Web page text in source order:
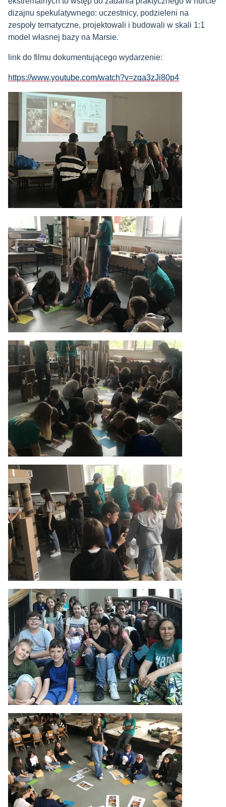
dizajnu spekulatywnego: uczestnicy, podzieleni na
zespoły tematyczne, projektowali i budowali w skali 1:1
model własnej bazy na Marsie.
link do filmu dokumentującego wydarzenie:
https://www.youtube.com/watch?v=zqa3zJi80p4